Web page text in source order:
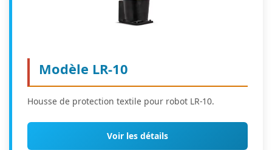
Modèle LR-10
Housse de protection textile pour robot LR-10.
Voir les détails